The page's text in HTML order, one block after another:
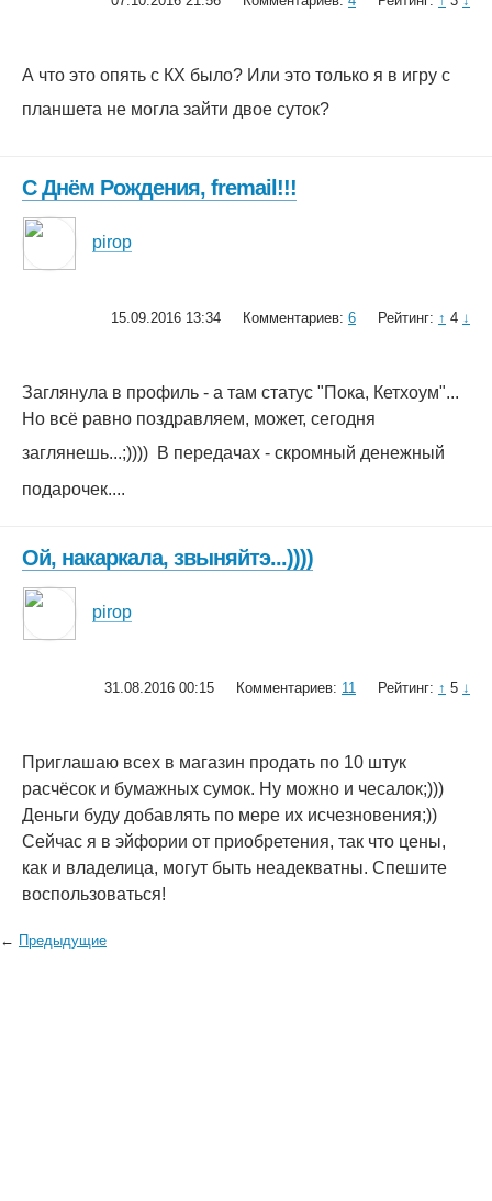
А что это опять с КХ было? Или это только я в игру с
планшета не могла зайти двое суток?
С Днём Рождения, fremail!!!
pirop
15.09.2016 13:34 Комментариев: 6 Рейтинг: ↑ 4 ↓
Заглянула в профиль - а там статус "Пока, Кетхоум"...
Но всё равно поздравляем, может, сегодня
заглянешь...;)))) В передачах - скромный денежный
подарочек....
Ой, накаркала, звыняйтэ...))))
pirop
31.08.2016 00:15 Комментариев: 11 Рейтинг: ↑ 5 ↓
Приглашаю всех в магазин продать по 10 штук
расчёсок и бумажных сумок. Ну можно и чесалок;)))
Деньги буду добавлять по мере их исчезновения;))
Сейчас я в эйфории от приобретения, так что цены,
как и владелица, могут быть неадекватны. Спешите
воспользоваться!
← Предыдущие